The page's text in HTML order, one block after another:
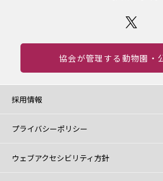
協会が管理する動物園・
採用情報
プライバシーポリシー
ウェブアクセシビリティ方針